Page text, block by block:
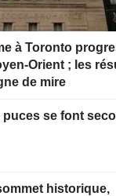
à Toronto
Orient ; les
de mire
puces se font
historique,